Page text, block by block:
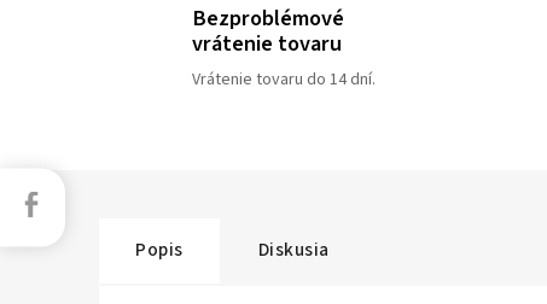
Bezproblémové
vrátenie tovaru
Vrátenie tovaru do 14 dní.
Popis Diskusia